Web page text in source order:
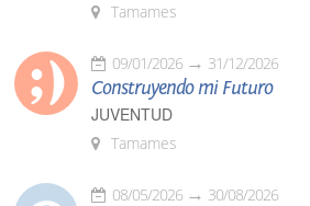
Tamames
09/01/2026 31/12/2026
Construyendo mi Futuro
JUVENTUD
Tamames
08/05/2026 30/08/2026